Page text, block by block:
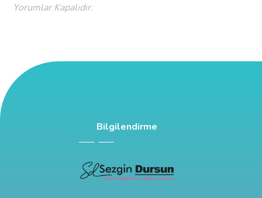
Yorumlar Kapalıdır.
Bilgilendirme